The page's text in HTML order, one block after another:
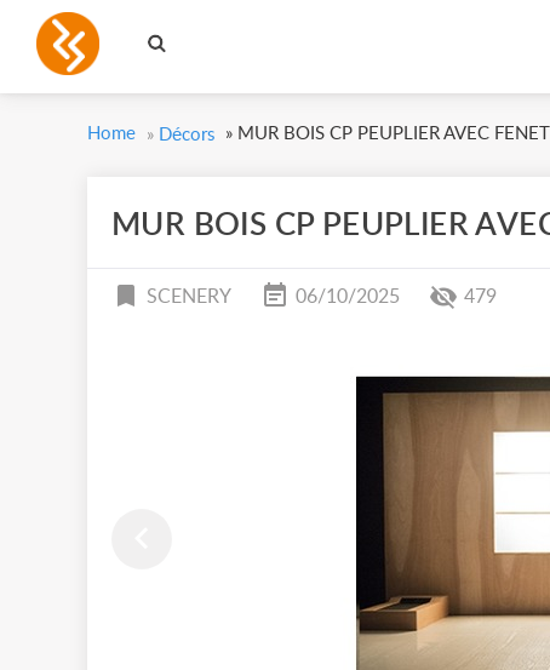
Home » Décors » MUR BOIS CP PEUPLIER AVEC
MUR BOIS CP PEUPLIER
SCENERY 06/10/2025 479